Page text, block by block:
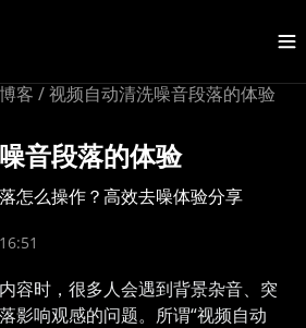
博客 / 视频自动清洗噪音段落的体验
音段落的体验
怎么操作？高效去噪体验分享
容时，很多人会遇到背景杂音、突
影响观感的问题。所谓“视频自动